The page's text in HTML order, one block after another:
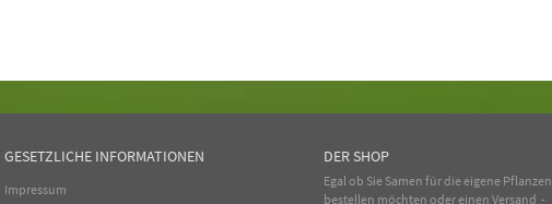
GESETZLICHE INFORMATIONEN
Impressum
DER SHOP
Egal ob Sie Samen für die eigene
bestellen möchten oder einen Versand -